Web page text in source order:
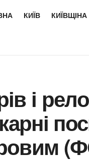
КИЇВ КИЇВЩІНА
і